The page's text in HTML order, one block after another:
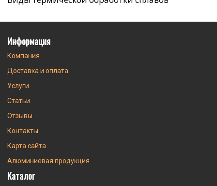
Информация
Компания
Доставка и оплата
Услуги
Статьи
Отзывы
Контакты
Карта сайта
Алюминиевая продукция
Каталог